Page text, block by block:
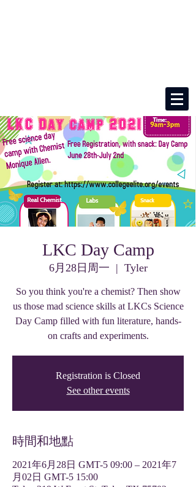
LKC Day Camp
6月28日周一
  |
Tyler
So you think you're a chemist? Then show
us those mad science skills at LKCs Science
Day Camp filled with fun literature, hands-
on crafts and experiments.
Registration is Closed
See other events
時間和地點
2021年6月28日 GMT-5 09:00 – 2021年7
月02日 GMT-5 15:00